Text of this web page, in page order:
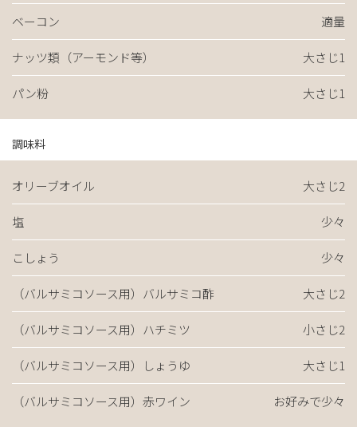
ベーコン 適量
ナッツ類（アーモンド等） 大さじ1
パン粉 大さじ1
調味料
オリーブオイル 大さじ2
塩 少々
こしょう 少々
（バルサミコソース用）バルサミコ酢 大さじ2
（バルサミコソース用）ハチミツ 小さじ2
（バルサミコソース用）しょうゆ 大さじ1
（バルサミコソース用）赤ワイン お好みで少々